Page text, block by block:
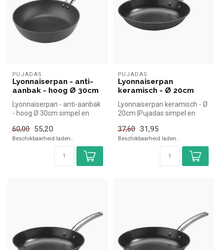
PUJADAS
Lyonnaiserpan - anti-
aanbak - hoog Ø 30cm
Lyonnaiserpan - anti-aanbak
- hoog Ø 30cm simpel en
horeca...
60,00 55,20
Beschikbaarheid laden..
PUJADAS
Lyonnaiserpan
keramisch - Ø 20cm
Lyonnaiserpan keramisch - Ø
20cm |Pujadas simpel en
horeca...
37,60 31,95
Beschikbaarheid laden..